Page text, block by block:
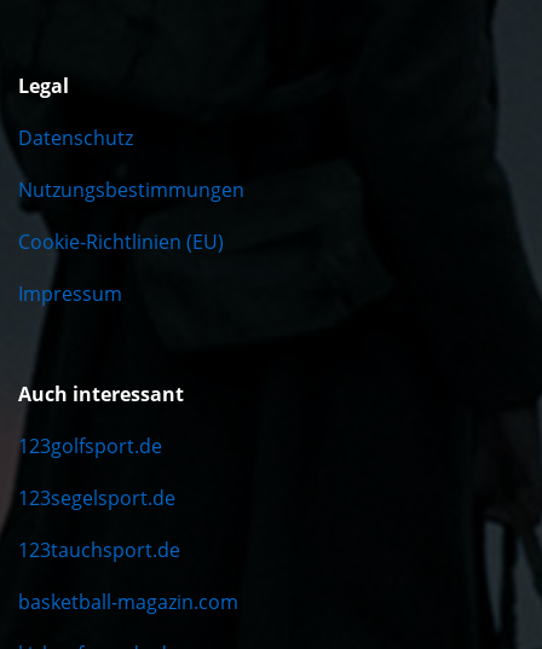
Legal
Datenschutz
Nutzungsbestimmungen
Cookie-Richtlinien (EU)
Impressum
Auch interessant
123golfsport.de
123segelsport.de
123tauchsport.de
basketball-magazin.com